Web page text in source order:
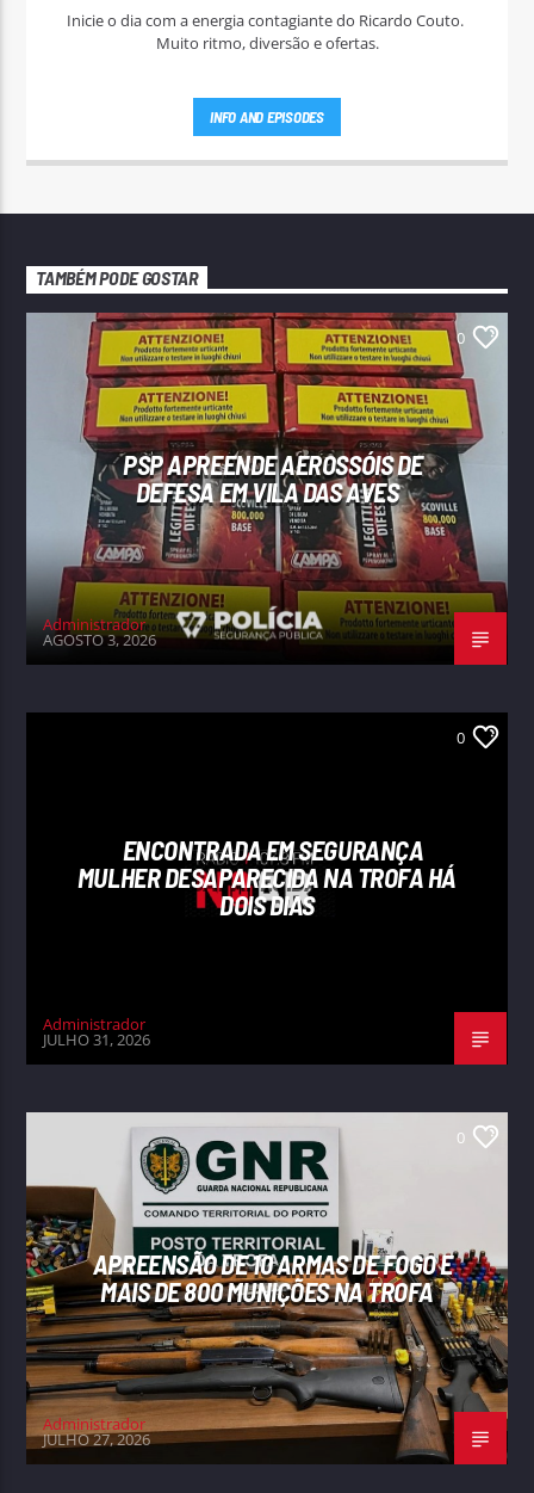
Inicie o dia com a energia contagiante do Ricardo Couto.
Muito ritmo, diversão e ofertas.
INFO AND EPISODES
TAMBÉM PODE GOSTAR
0
PSP APREENDE AEROSSÓIS DE
DEFESA EM VILA DAS AVES
Administrador
AGOSTO 3, 2026
0
ENCONTRADA EM SEGURANÇA
MULHER DESAPARECIDA NA TROFA HÁ
DOIS DIAS
Administrador
JULHO 31, 2026
0
APREENSÃO DE 10 ARMAS DE FOGO E
MAIS DE 800 MUNIÇÕES NA TROFA
Administrador
JULHO 27, 2026